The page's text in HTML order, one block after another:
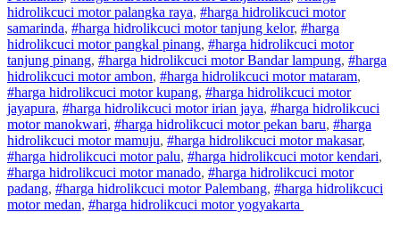
hidrolikcuci motorpalangka raya, #harga hidrolikcuci motor
samarinda, #harga hidrolikcuci motortanjung kelor, #harga
hidrolikcuci motorpangkal pinang, #harga hidrolikcuci motor
tanjung pinang, #harga hidrolikcuci motorBandar lampung, #harga
hidrolikcuci motorambon, #harga hidrolikcuci motormataram,
#harga hidrolikcuci motorkupang, #harga hidrolikcuci motor
jayapura, #harga hidrolikcuci motoririan jaya, #harga hidrolikcuci
motormanokwari, #harga hidrolikcuci motorpekan baru, #harga
hidrolikcuci motormamuju, #harga hidrolikcuci motormakasar,
#harga hidrolikcuci motorpalu, #harga hidrolikcuci motorkendari,
#harga hidrolikcuci motormanado, #harga hidrolikcuci motor
padang, #harga hidrolikcuci motorPalembang, #harga hidrolikcuci
motormedan, #harga hidrolikcuci motoryogyakarta